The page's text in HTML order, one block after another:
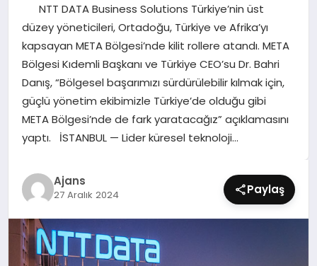
SAĞLIK
SIYASET
SPOR
TEKNOLOJI
NTT DATA Business Solutions Türkiye’nin üst
düzey yöneticileri, Ortadoğu, Türkiye ve Afrika’yı
kapsayan META Bölgesi’nde kilit rollere atandı. META
Bölgesi Kıdemli Başkanı ve Türkiye CEO’su Dr. Bahri
Danış, “Bölgesel başarımızı sürdürülebilir kılmak için,
güçlü yönetim ekibimizle Türkiye’de olduğu gibi
META Bölgesi’nde de fark yaratacağız” açıklamasını
yaptı. İSTANBUL — Lider küresel teknoloji…
Ajans
27 Aralık 2024 Paylaş